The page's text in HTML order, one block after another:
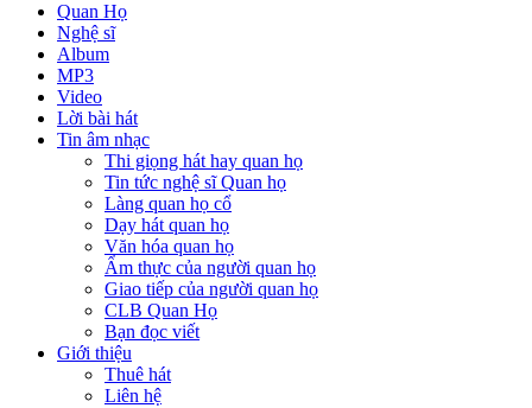
Quan Họ
Nghệ sĩ
Album
MP3
Video
Lời bài hát
Tin âm nhạc
Thi giọng hát hay quan họ
Tin tức nghệ sĩ Quan họ
Làng quan họ cổ
Dạy hát quan họ
Văn hóa quan họ
Ẩm thực của người quan họ
Giao tiếp của người quan họ
CLB Quan Họ
Bạn đọc viết
Giới thiệu
Thuê hát
Liên hệ